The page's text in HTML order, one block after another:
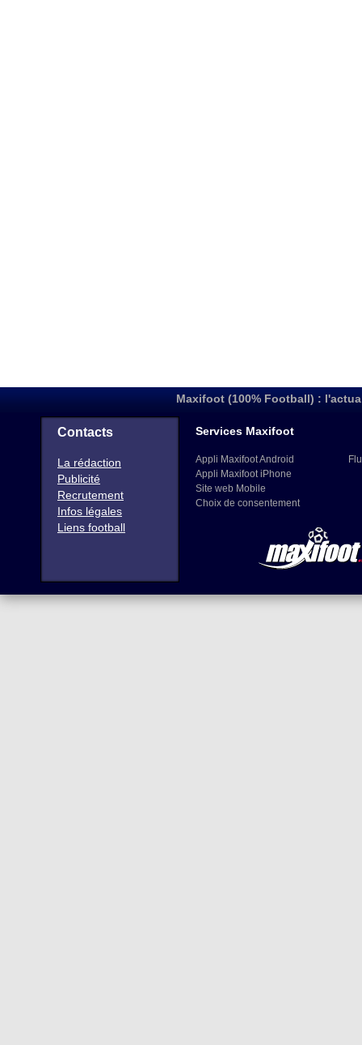
Maxifoot (100% Football) :
Contacts
La rédaction
Publicité
Recrutement
Infos légales
Liens football
Services Maxifoot
Appli Maxifoot Android
Appli Maxifoot iPhone
Site web Mobile
Choix de consentement